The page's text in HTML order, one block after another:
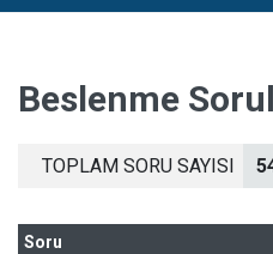
Beslenme
TOPLAM SORU SAYISI
Soru